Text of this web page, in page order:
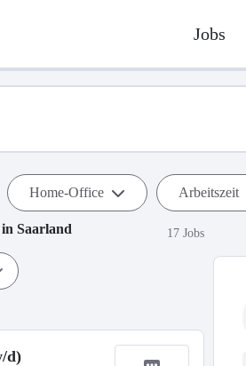
Jobs
Home-Office Arbeitszeit
Saarland 17 Jobs
d)